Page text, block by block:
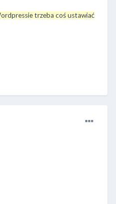
trzeba coś ustawiać